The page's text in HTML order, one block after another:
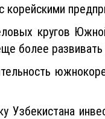
корейскими
кругов
более развивать
Узбекистана